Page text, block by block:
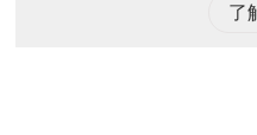
了